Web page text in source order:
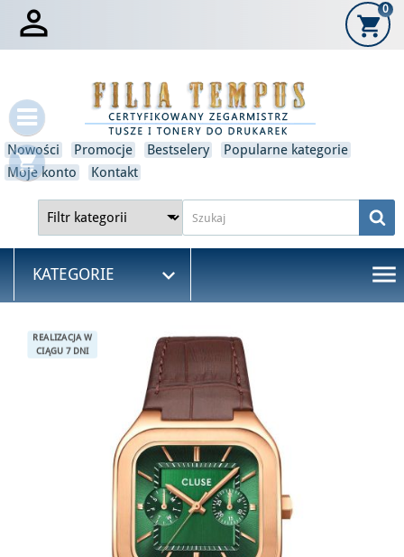

shopping_cart
shopping_cart
0
Nowości Promocje Bestselery
Popularne kategorie
Moje konto
Kontakt
KATEGORIE  menu
REALIZACJA W
CIĄGU 7 DNI
Zaloguj się ×
Musisz być zalogowany, aby zapisać produkty na swojej
liście życzeń.
Anulować